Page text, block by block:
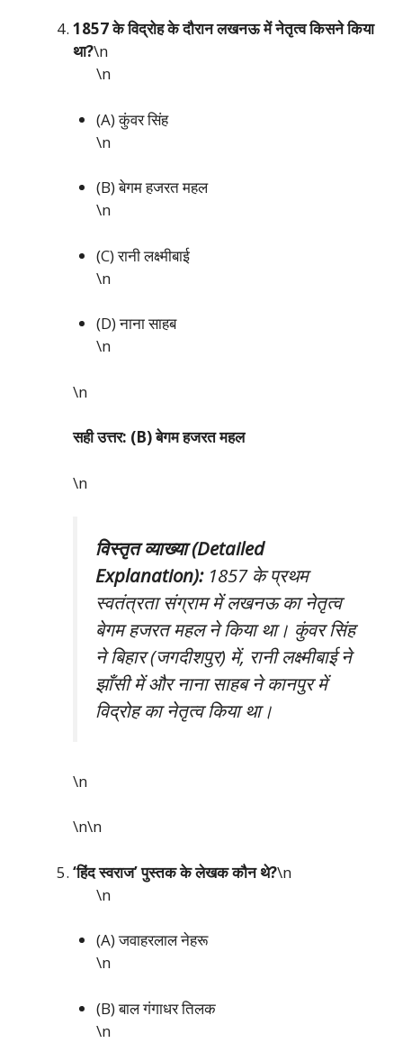
1857 के विद्रोह के दौरान लखनऊ में नेतृत्व किसने किया
था?\n
\n
(A) कुंवर सिंह
\n
(B) बेगम हजरत महल
\n
(C) रानी लक्ष्मीबाई
\n
(D) नाना साहब
\n
\n
सही उत्तर: (B) बेगम हजरत महल
\n
विस्तृत व्याख्या (Detailed
Explanation):1857 के प्रथम
स्वतंत्रता संग्राम में लखनऊ का नेतृत्व
बेगम हजरत महल ने किया था। कुंवर सिंह
ने बिहार (जगदीशपुर) में, रानी लक्ष्मीबाई ने
झाँसी में और नाना साहब ने कानपुर में
विद्रोह का नेतृत्व किया था।
\n
\n\n
‘हिंद स्वराज’ पुस्तक के लेखक कौन थे?\n
\n
(A) जवाहरलाल नेहरू
\n
(B) बाल गंगाधर तिलक
\n